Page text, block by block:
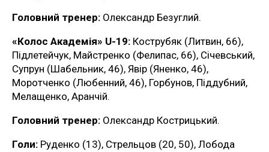
Головний тренер: Олександр Безуглий.
«Колос Академія» U-19: Кострубяк (Литвин, 66),
Підлетейчук, Майстренко (Фелипас, 66), Січевський,
Супрун (Шабельник, 46), Явір (Яненко, 46),
Моротченко (Любенний, 46), Горбунов, Піддубний,
Мелащенко, Аранчій.
Головний тренер: Олександр Кострицький.
Голи: Руденко (13), Стрельцов (20, 50), Лобода